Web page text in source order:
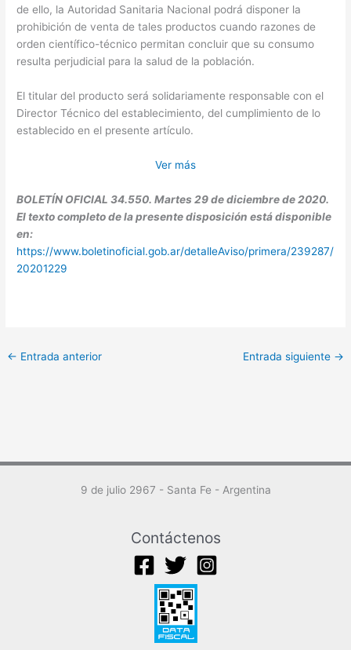
de ello, la Autoridad Sanitaria Nacional podrá disponer la
prohibición de venta de tales productos cuando razones de
orden científico-técnico permitan concluir que su consumo
resulta perjudicial para la salud de la población.
El titular del producto será solidariamente responsable con el
Director Técnico del establecimiento, del cumplimiento de lo
establecido en el presente artículo.
Ver más
BOLETÍN OFICIAL 34.550. Martes 29 de diciembre de 2020.
El texto completo de la presente disposición está disponible
en:
https://www.boletinoficial.gob.ar/detalleAviso/primera/239287/
20201229
← Entrada anterior Entrada siguiente →
9 de julio 2967 - Santa Fe - Argentina
Contáctenos